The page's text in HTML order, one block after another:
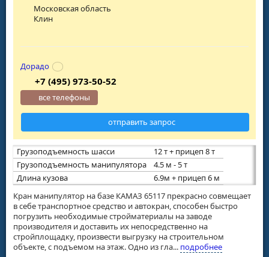
Грузоподъемность шасси
12 т + прицеп 8 т
Грузоподъемность манипулятора
4.5 м - 5 т
Длина кузова
6.9м + прицеп 6 м
Кран манипулятор на базе КАМАЗ 65117 прекрасно совмещает
в себе транспортное средство и автокран, способен быстро
погрузить необходимые стройматериалы на заводе
производителя и доставить их непосредственно на
стройплощадку, произвести выгрузку на строительном
объекте, с подъемом на этаж. Одно из гла... подробнее
Московская область
Клин
Дорадо
+7 (495) 973-50-52
все телефоны
отправить запрос